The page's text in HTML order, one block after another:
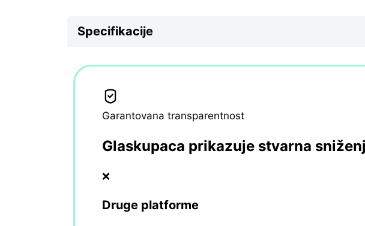
Specifikacije
Garantovana transparentnost
Glaskupaca prikazuje stvarna
❌
Druge platforme